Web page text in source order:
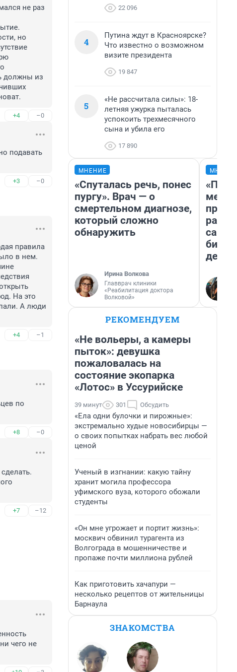
не раз
но
должны из
+4 –0
подавать
+3 –0
правила
в нем.
На это
А люди
+4 –1
по
+8 –0
+7 –12
чего не
22 096
4
Путина ждут в Красноярске?
Что известно о возможном
визите президента
19 847
5
«Не рассчитала силы»: 18-
летняя ужурка пыталась
успокоить трехмесячного
сына и убила его
17 890
МНЕНИЕ
«Спуталась речь, понес
пургу». Врач — о
смертельном диагнозе,
который сложно
обнаружить
Ирина Волкова
Главврач клиники
«Реабилитация доктора
Волковой»
РЕКОМЕНДУЕМ
«Не вольеры, а камеры
пыток»: девушка
пожаловалась на
состояние экопарка
«Лотос» в Уссурийске
39 минут 301 Обсудить
«Ела одни булочки и пирожные»:
экстремально худые новосибирцы —
о своих попытках набрать вес любой
ценой
Ученый в изгнании: какую тайну
хранит могила профессора
уфимского вуза, которого обожали
студенты
«Он мне угрожает и портит жизнь»:
москвич обвинил турагента из
Волгограда в мошенничестве и
пропаже почти миллиона рублей
Как приготовить хачапури —
несколько рецептов от жительницы
Барнаула
ЗНАКОМСТВА